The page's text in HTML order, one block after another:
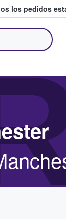
los pedidos
fans